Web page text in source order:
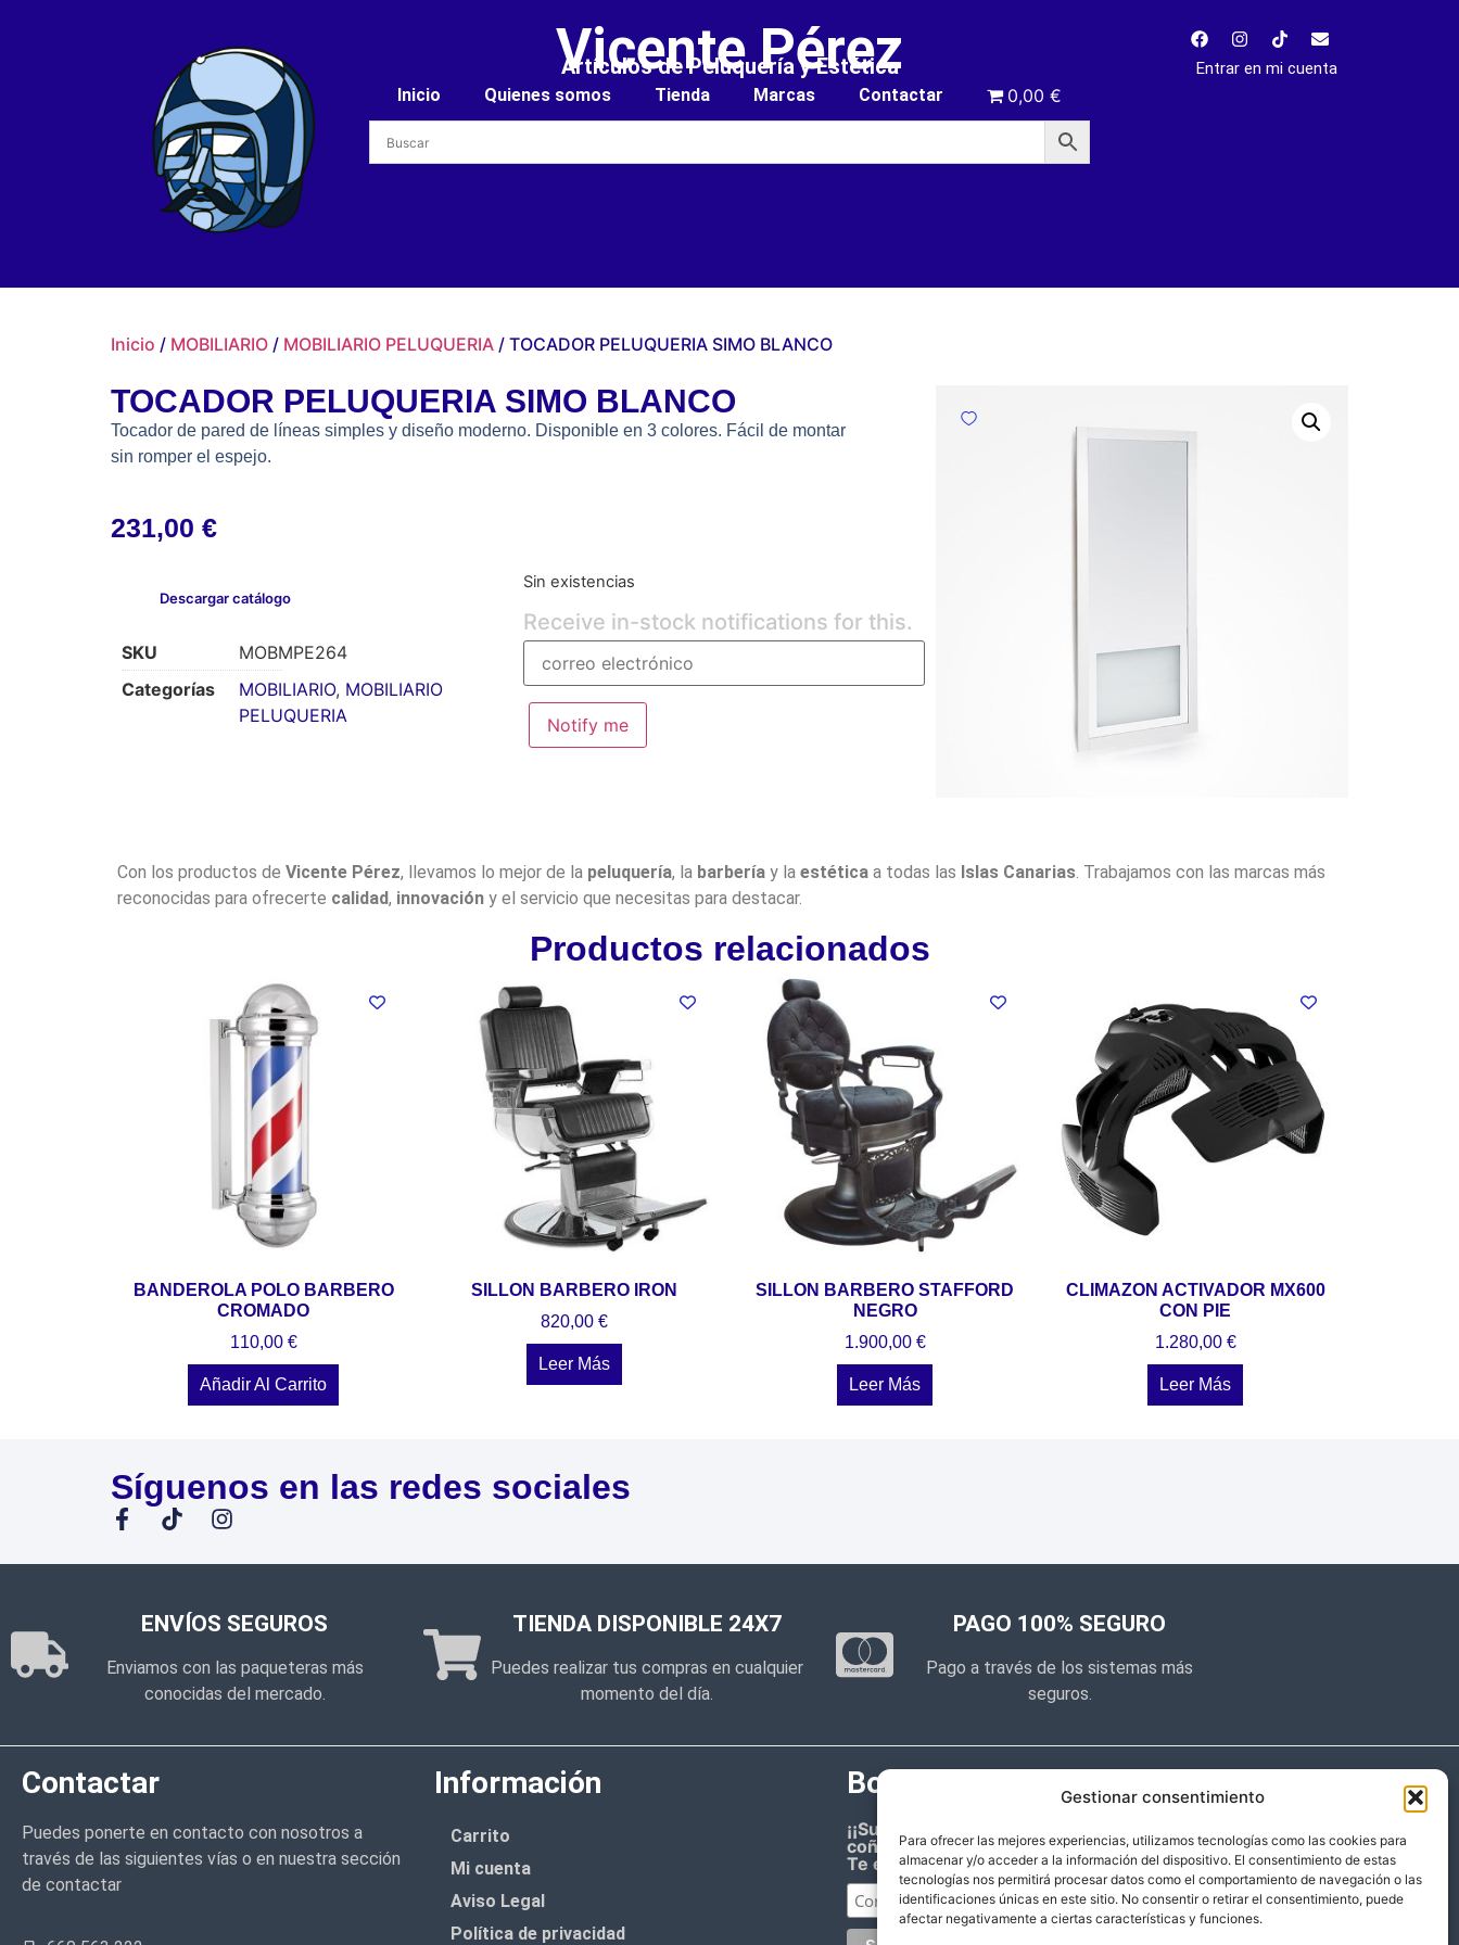
Gestionar consentimiento
Para ofrecer las mejores experiencias, utilizamos tecnologías como las cookies para
almacenar y/o acceder a la información del dispositivo. El consentimiento de estas
tecnologías nos permitirá procesar datos como el comportamiento de navegación o las
identificaciones únicas en este sitio. No consentir o retirar el consentimiento, puede
afectar negativamente a ciertas características y funciones.
Vicente Pérez
Artículos de Peluquería y Estética
Inicio Quienes somos Tienda Marcas Contactar 0,00 €
Entrar en mi cuenta
Inicio / MOBILIARIO / MOBILIARIO PELUQUERIA / TOCADOR PELUQUERIA SIMO BLANCO
TOCADOR PELUQUERIA SIMO BLANCO
Tocador de pared de líneas simples y diseño moderno. Disponible en 3 colores. Fácil de montar
sin romper el espejo.
231,00 €
Descargar catálogo
SKU
MOBMPE264
Categorías
MOBILIARIO, MOBILIARIO
PELUQUERIA
Sin existencias
Receive in-stock notifications for this.
Notify me
Con los productos de Vicente Pérez, llevamos lo mejor de la peluquería, la barberíay la estéticaa todas las Islas Canarias. Trabajamos con las marcas más
reconocidas para ofrecerte calidad, innovacióny el servicio que necesitas para destacar.
Productos relacionados
BANDEROLA POLO BARBERO
CROMADO
110,00 €
Añadir Al Carrito
SILLON BARBERO IRON
820,00 €
Leer Más
SILLON BARBERO STAFFORD
NEGRO
1.900,00 €
Leer Más
CLIMAZON ACTIVADOR MX600
CON PIE
1.280,00 €
Leer Más
Síguenos en las redes sociales
ENVÍOS SEGUROS
Enviamos con las paqueteras más
conocidas del mercado.
TIENDA DISPONIBLE 24X7
Puedes realizar tus compras en cualquier
momento del día.
PAGO 100% SEGURO
Pago a través de los sistemas más
seguros.
Contactar
Puedes ponerte en contacto con nosotros a
través de las siguientes vías o en nuestra sección
de contactar
Información
Carrito
Mi cuenta
Aviso Legal
Política de privacidad
Boletín de noticias
¡¡Suscríbete y prometemos no dar mucho el
coñazo.!!
Te enviaremos sólo cosas importantes.